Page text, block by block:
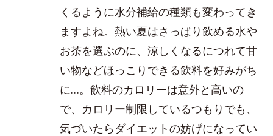
くるように水分補給の種類も変わってき
ますよね。熱い夏はさっぱり飲める水や
お茶を選ぶのに、涼しくなるにつれて甘
い物などほっこりできる飲料を好みがち
に…。飲料のカロリーは意外と高いの
で、カロリー制限しているつもりでも、
気づいたらダイエットの妨げになってい